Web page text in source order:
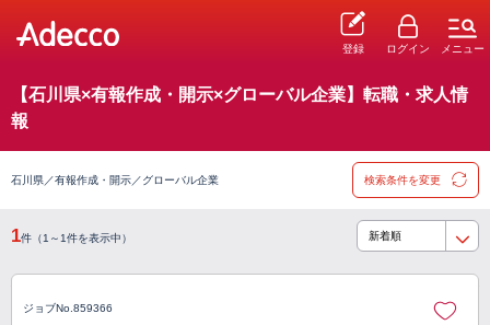
登録 ログイン メニュー
【石川県×有報作成・開示×グローバル企業】転職・求人情
報
石川県／有報作成・開示／グローバル企業 検索条件を変更
1件（1～1件を表示中）
ジョブNo.859366